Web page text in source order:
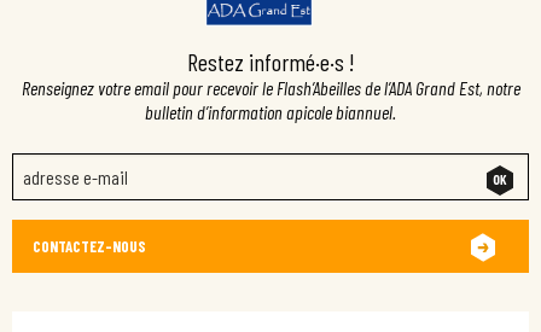
Restez informé·e·s !
Renseignez votre email pour recevoir le Flash’Abeilles de l’ADA Grand Est, notre
bulletin d’information apicole biannuel.
CONTACTEZ-NOUS